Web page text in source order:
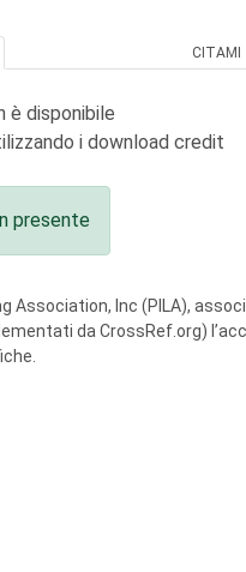
CITAMI
è disponibile
i download credit
presente
Association, Inc (PILA),
da CrossRef.org)